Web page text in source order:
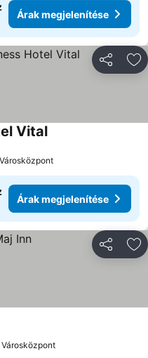
Árak megjelenítése
VitalÁrak megjelenítése
Árak megjelenítése